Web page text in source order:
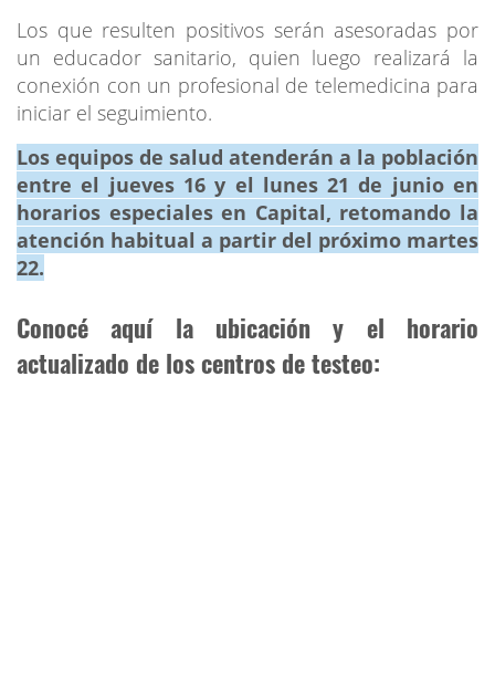
Los que resulten positivos serán asesoradas por
un educador sanitario, quien luego realizará la
conexión con un profesional de telemedicina para
iniciar el seguimiento.
Los equipos de salud atenderán a la población
entre el jueves 16 y el lunes 21 de junio en
horarios especiales en Capital, retomando la
atención habitual a partir del próximo martes
22.
Conocé aquí la ubicación y el horario
actualizado de los centros de testeo: